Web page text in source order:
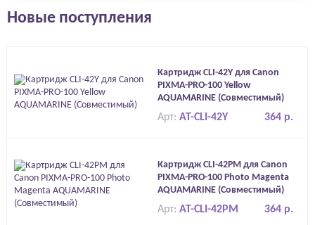
Новые поступления
Картридж CLI-42Y для Canon
PIXMA-PRO-100 Yellow
AQUAMARINE (Совместимый)
364 р.
Арт:AT-CLI-42Y
Картридж CLI-42PM для Canon
PIXMA-PRO-100 Photo Magenta
AQUAMARINE (Совместимый)
364 р.
Арт: AT-CLI-42PM